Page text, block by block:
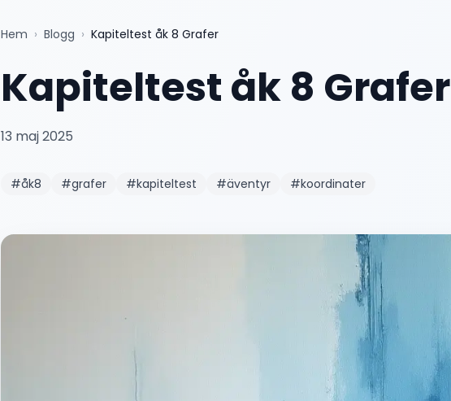
Hem › Blogg › Kapiteltest åk 8 Grafer
Kapiteltest åk 8 Grafer
13 maj 2025
#åk8 #grafer #kapiteltest #äventyr #koordinater